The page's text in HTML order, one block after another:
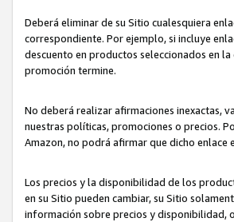
Deberá eliminar de su Sitio cualesquiera
correspondiente. Por ejemplo, si incluye
descuento en productos seleccionados en
promoción termine.
No deberá realizar afirmaciones inexactas,
nuestras políticas, promociones o precios.
Amazon, no podrá afirmar que dicho
Los precios y la disponibilidad de los
en su Sitio pueden cambiar, su Sitio
información sobre precios y disponibilidad,